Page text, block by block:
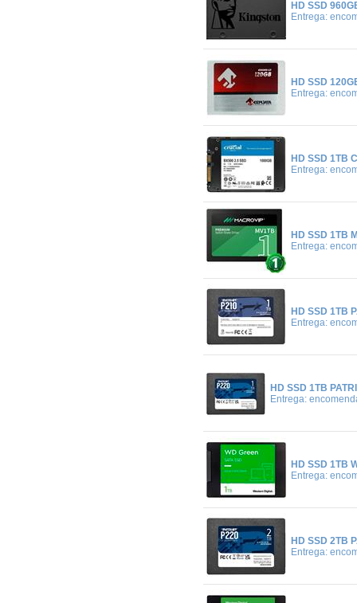
HD SSD
Entrega:
HD SSD
Entrega:
HD SSD 1TB
Entrega:
HD SSD 1TB
Entrega:
HD SSD 1TB
Entrega:
HD SSD 1TB
Entrega:
HD SSD 1TB
Entrega:
HD SSD 2TB
Entrega: